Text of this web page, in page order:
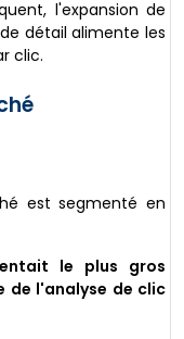
l'expansion de
détail alimente les
clic.
est segmenté en
le plus gros
de l'analyse de clic